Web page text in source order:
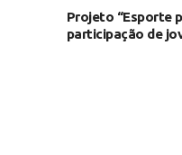
Projeto “Esporte
participação de